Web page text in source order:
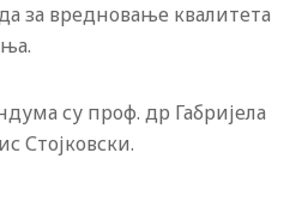
за вредновање квалитета
су проф. др Габријела
Стојковски.